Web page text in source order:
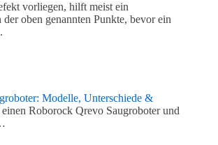
vorliegen, hilft meist ein
der oben genannten Punkte, bevor ein
Modelle, Unterschiede &
einen Roborock Qrevo Saugroboter und